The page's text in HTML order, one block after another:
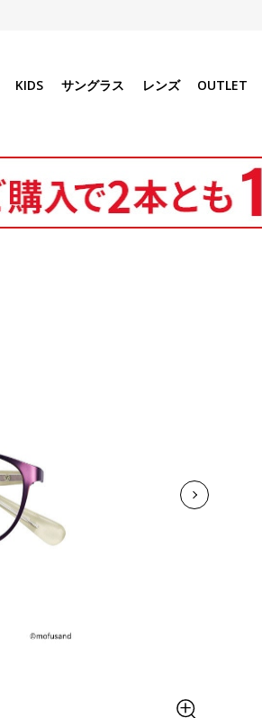
KIDS サングラス レンズ OUTLET